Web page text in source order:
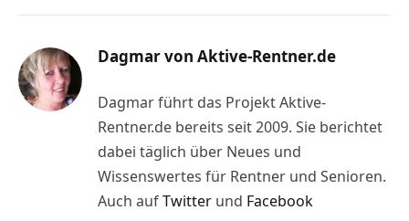
Dagmar von Aktive-Rentner.de
Dagmar führt das Projekt Aktive-
Rentner.de bereits seit 2009. Sie berichtet
dabei täglich über Neues und
Wissenswertes für Rentner und Senioren.
Auch aufTwitter und Facebook